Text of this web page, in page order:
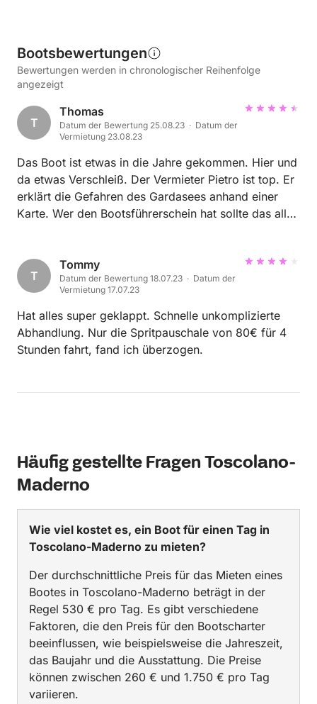
Bootsbewertungen
Bewertungen werden in chronologischer Reihenfolge
angezeigt
T
Thomas
Datum der Bewertung 25.08.23 · Datum der
Vermietung 23.08.23
Das Boot ist etwas in die Jahre gekommen. Hier und
da etwas Verschleiß. Der Vermieter Pietro ist top. Er
erklärt die Gefahren des Gardasees anhand einer
Karte. Wer den Bootsführerschein hat sollte das alles
Sicherheitsausrüstung sind vorhanden. Die
Abwicklung, Bezahlung und Rückgabe war super
und ohne Probleme. An dem Boot war die
Geschwindigkeitsanzeige und die Nachtbeleuchtung
defekt. Die Polster waren teils eingerissen.
Ansonsten ist der Vermieter zu empfehlen. Super
T
Tommy
Datum der Bewertung 18.07.23 · Datum der
Vermietung 17.07.23
Hat alles super geklappt. Schnelle unkomplizierte
Abhandlung. Nur die Spritpauschale von 80€ für 4
Stunden fahrt, fand ich überzogen.
Häufig gestellte Fragen Toscolano-
Maderno
Wie viel kostet es, ein Boot für einen Tag in
Toscolano-Maderno zu mieten?
Der durchschnittliche Preis für das Mieten eines
Bootes in Toscolano-Maderno beträgt in der
Regel 530 € pro Tag. Es gibt verschiedene
Faktoren, die den Preis für den Bootscharter
beeinflussen, wie beispielsweise die Jahreszeit,
das Baujahr und die Ausstattung. Die Preise
können zwischen 260 € und 1.750 € pro Tag
variieren.